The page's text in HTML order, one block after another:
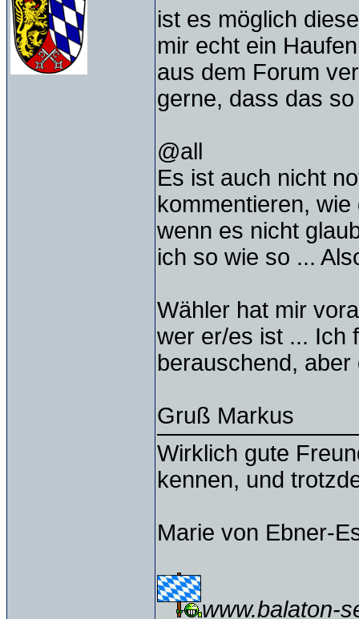
ist es möglich
mir echt ein
aus dem Forum
gerne, dass das
@all
Es ist auch nicht
kommentieren,
wenn es nicht
ich so wie so ...
Wähler hat mir
wer er/es ist ... Ich
berauschend,
Gruß Markus
Wirklich gute
kennen, und
Marie von Ebner-
www.balaton-